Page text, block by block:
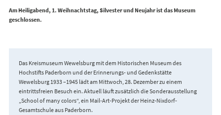
Am Heiligabend, 1. Weihnachtstag, Silvester und Neujahr ist das Museum
geschlossen.
Das Kreismuseum Wewelsburg mit dem Historischen Museum des
Hochstifts Paderborn und der Erinnerungs- und Gedenkstätte
Wewelsburg 1933 –1945 lädt am Mittwoch, 28. Dezember zu einem
eintrittsfreien Besuch ein. Aktuell läuft zusätzlich die Sonderausstellung
„School of many colors“, ein Mail-Art-Projekt der Heinz-Nixdorf-
Gesamtschule aus Paderborn.